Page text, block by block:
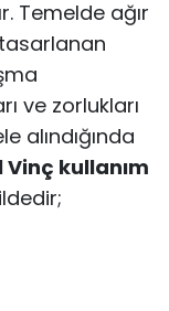
Temelde ağır
tasarlanan
ve zorlukları
alındığında
kullanım